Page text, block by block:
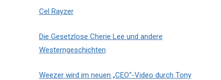
Cel Rayzer
Die Gesetzlose Cherie Lee und andere
Westerngeschichten
Weezer wird im neuen „CEO“-Video durch Tony